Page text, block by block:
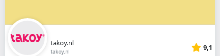
takoy.nl
takoy.nl 9,1